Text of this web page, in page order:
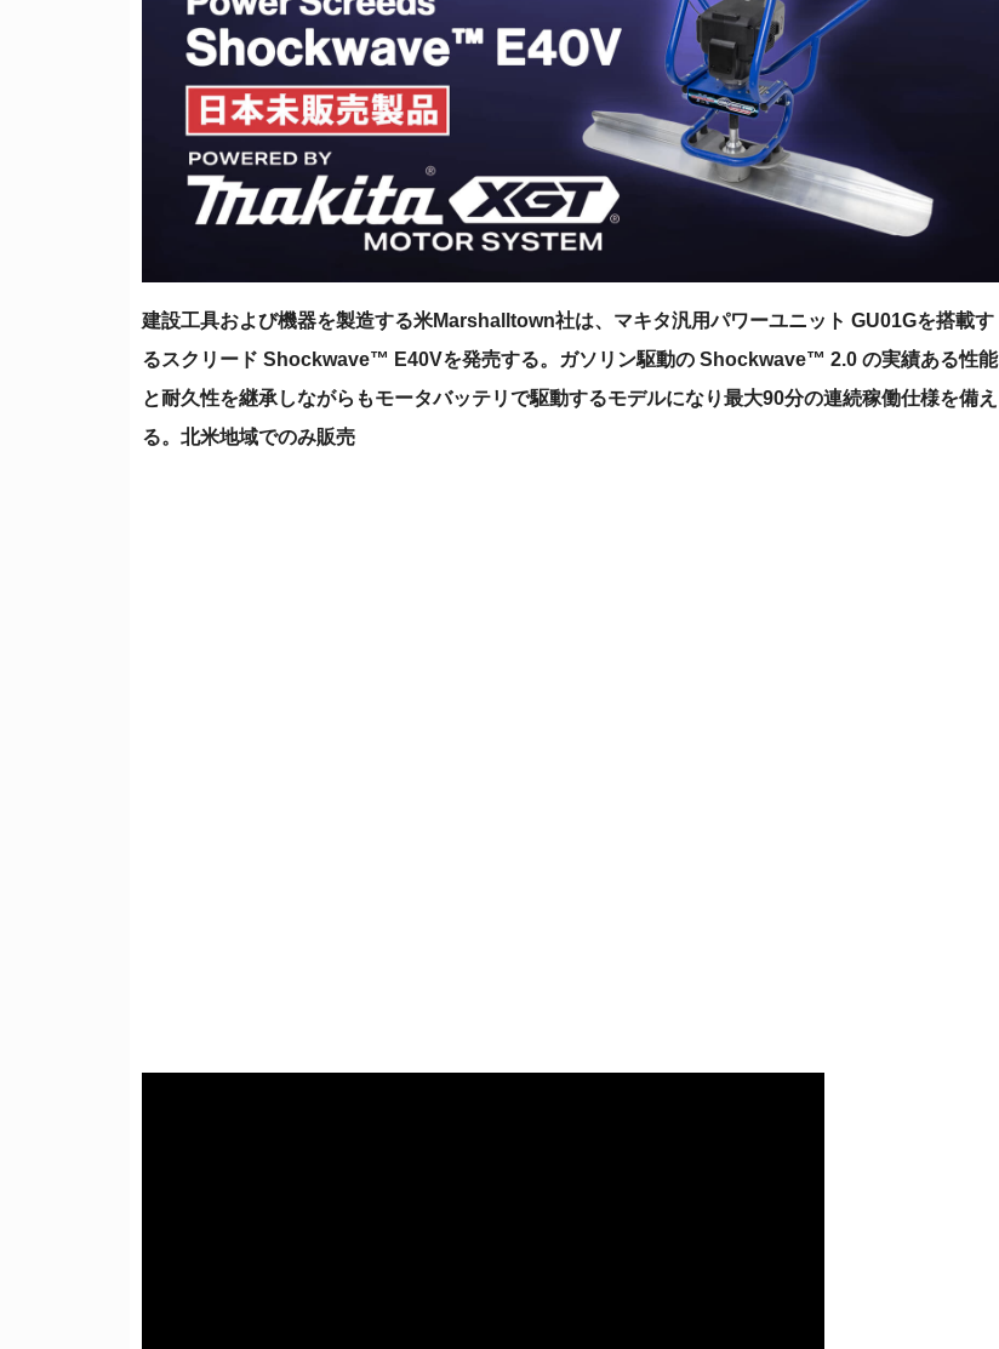
建設工具および機器を製造する米Marshalltown社は、マキタ汎用パワーユニット GU01Gを搭載す
るスクリード Shockwave™ E40Vを発売する。ガソリン駆動の Shockwave™ 2.0 の実績ある性能
と耐久性を継承しながらもモータバッテリで駆動するモデルになり最大90分の連続稼働仕様を備え
る。北米地域でのみ販売